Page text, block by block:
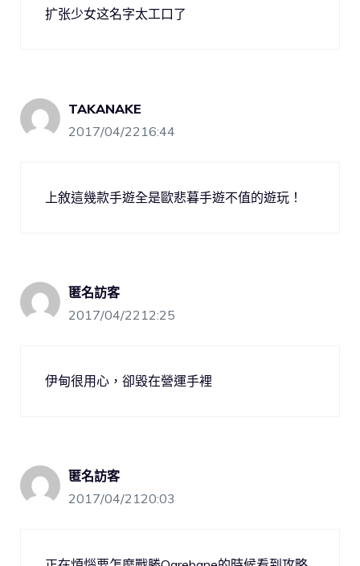
扩张少女这名字太工口了
TAKANAKE
2017/04/2216:44
上敘這幾款手遊全是歐悲暮手遊不值的遊玩！
匿名訪客
2017/04/2212:25
伊甸很用心，卻毀在營運手裡
匿名訪客
2017/04/2120:03